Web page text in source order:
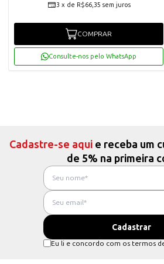
3 x de R$66,35 sem juros
COMPRAR
Consulte-nos pelo WhatsApp
Cadastre-se aqui e receba um
de 5% na primeira
Eu li e concordo com os termos